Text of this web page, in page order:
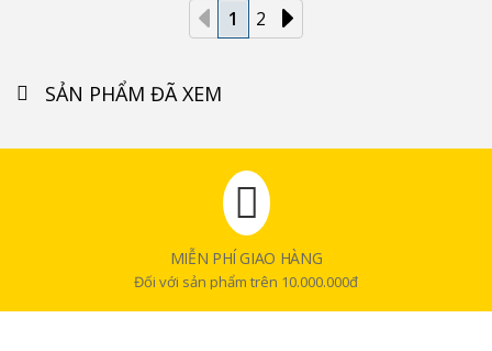
1 2
SẢN PHẨM ĐÃ XEM
MIỄN PHÍ GIAO HÀNG
Đối với sản phẩm trên 10.000.000đ